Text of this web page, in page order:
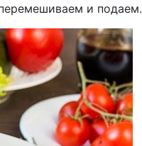
и подаем.